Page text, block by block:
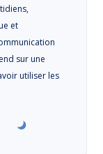
et
sur une
utiliser les